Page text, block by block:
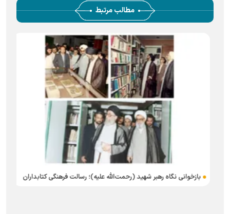
مطالب مرتبط
بازخوانی نگاه رهبر شهید (رحمت‌الله علیه)؛ رسالت فرهنگی کتابداران